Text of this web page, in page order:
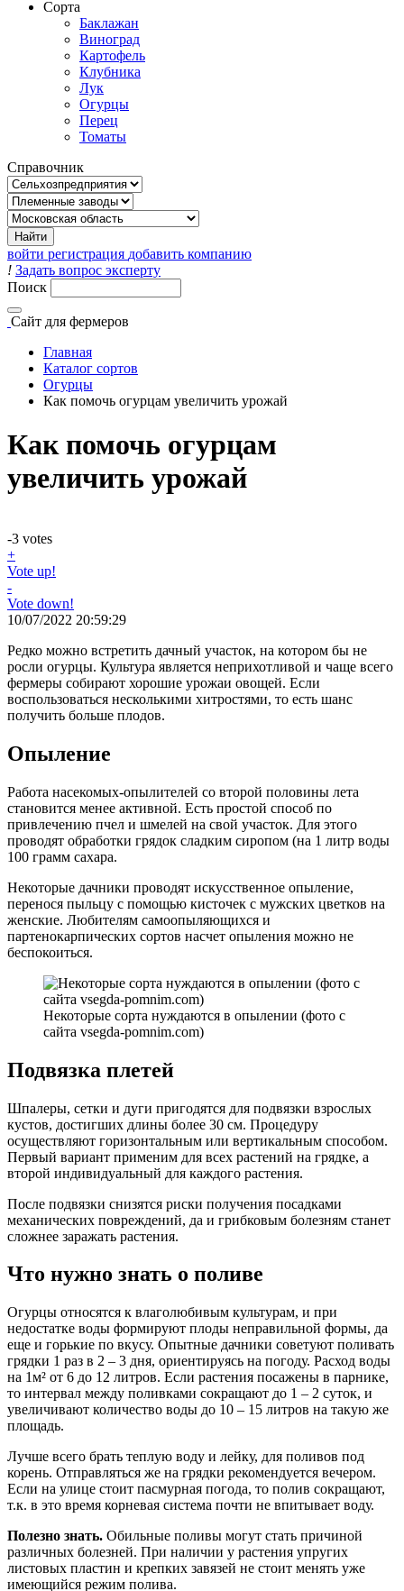
Сорта
Баклажан
Виноград
Картофель
Клубника
Лук
Огурцы
Перец
Томаты
Справочник
войти регистрация добавить компанию
! Задать вопрос эксперту
Поиск
Сайт для фермеров
Главная
Каталог сортов
Огурцы
Как помочь огурцам увеличить урожай
Как помочь огурцам
увеличить урожай
-3 votes
+
Vote up!
-
Vote down!
10/07/2022 20:59:29
Редко можно встретить дачный участок, на котором бы не
росли огурцы. Культура является неприхотливой и чаще всего
фермеры собирают хорошие урожаи овощей. Если
воспользоваться несколькими хитростями, то есть шанс
получить больше плодов.
Опыление
Работа насекомых-опылителей со второй половины лета
становится менее активной. Есть простой способ по
привлечению пчел и шмелей на свой участок. Для этого
проводят обработки грядок сладким сиропом (на 1 литр воды
100 грамм сахара.
Некоторые дачники проводят искусственное опыление,
перенося пыльцу с помощью кисточек с мужских цветков на
женские. Любителям самоопыляющихся и
партенокарпических сортов насчет опыления можно не
беспокоиться.
Некоторые сорта нуждаются в опылении (фото с
сайта vsegda-pomnim.com)
Подвязка плетей
Шпалеры, сетки и дуги пригодятся для подвязки взрослых
кустов, достигших длины более 30 см. Процедуру
осуществляют горизонтальным или вертикальным способом.
Первый вариант применим для всех растений на грядке, а
второй индивидуальный для каждого растения.
После подвязки снизятся риски получения посадками
механических повреждений, да и грибковым болезням станет
сложнее заражать растения.
Что нужно знать о поливе
Огурцы относятся к влаголюбивым культурам, и при
недостатке воды формируют плоды неправильной формы, да
еще и горькие по вкусу. Опытные дачники советуют поливать
грядки 1 раз в 2 – 3 дня, ориентируясь на погоду. Расход воды
на 1м² от 6 до 12 литров. Если растения посажены в парнике,
то интервал между поливками сокращают до 1 – 2 суток, и
увеличивают количество воды до 10 – 15 литров на такую же
площадь.
Лучше всего брать теплую воду и лейку, для поливов под
корень. Отправляться же на грядки рекомендуется вечером.
Если на улице стоит пасмурная погода, то полив сокращают,
т.к. в это время корневая система почти не впитывает воду.
Полезно знать. Обильные поливы могут стать причиной
различных болезней. При наличии у растения упругих
листовых пластин и крепких завязей не стоит менять уже
имеющийся режим полива.